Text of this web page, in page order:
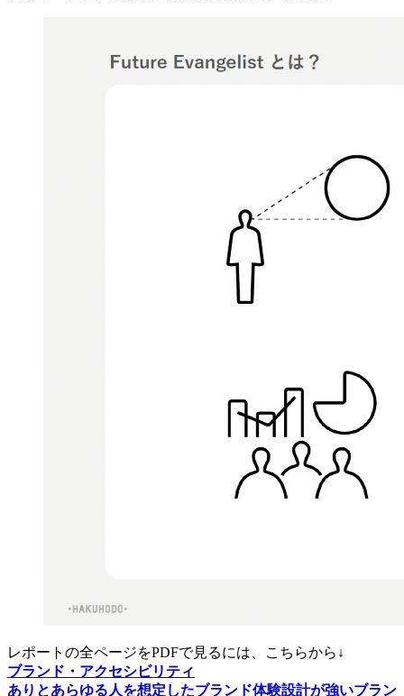
レポートの全ページをPDFで見るには、こちらから↓
ブランド・アクセシビリティ
ありとあらゆる人を想定したブランド体験設計が強いブラン